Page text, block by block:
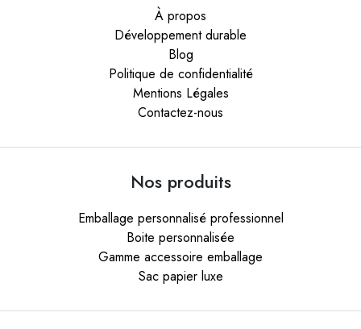
À propos
Développement durable
Blog
Politique de confidentialité
Mentions Légales
Contactez-nous
Nos produits
Emballage personnalisé professionnel
Boite personnalisée
Gamme accessoire emballage
Sac papier luxe